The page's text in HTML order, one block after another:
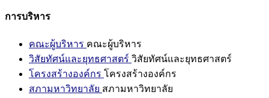
การบริหาร
คณะผู้บริหาร คณะผู้บริหาร
วิสัยทัศน์และยุทธศาสตร์ วิสัยทัศน์และยุทธศาสตร์
โครงสร้างองค์กร โครงสร้างองค์กร
สภามหาวิทยาลัย สภามหาวิทยาลัย